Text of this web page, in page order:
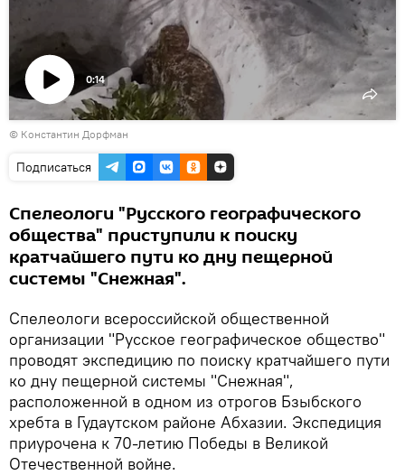
Воспроизвести
видео
0:14
© Константин Дорфман
Подписаться
Спелеологи "Русского географического
общества" приступили к поиску
кратчайшего пути ко дну пещерной
системы "Снежная".
Спелеологи всероссийской общественной
организации "Русское географическое общество"
проводят экспедицию по поиску кратчайшего пути
ко дну пещерной системы "Снежная",
расположенной в одном из отрогов Бзыбского
хребта в Гудаутском районе Абхазии. Экспедиция
приурочена к 70-летию Победы в Великой
Отечественной войне.